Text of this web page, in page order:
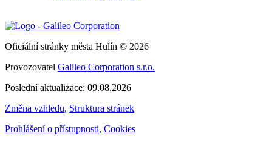
Oficiální stránky města Hulín © 2026
Provozovatel Galileo Corporation s.r.o.
Poslední aktualizace: 09.08.2026
Změna vzhledu, Struktura stránek
Prohlášení o přístupnosti, Cookies